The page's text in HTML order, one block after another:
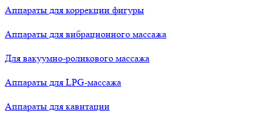
Аппараты для коррекции фигуры
Аппараты для вибрационного массажа
Для вакуумно-роликового массажа
Аппараты для LPG-массажа
Аппараты для кавитации